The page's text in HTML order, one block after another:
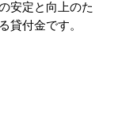
安定と向上のた
貸付金です。